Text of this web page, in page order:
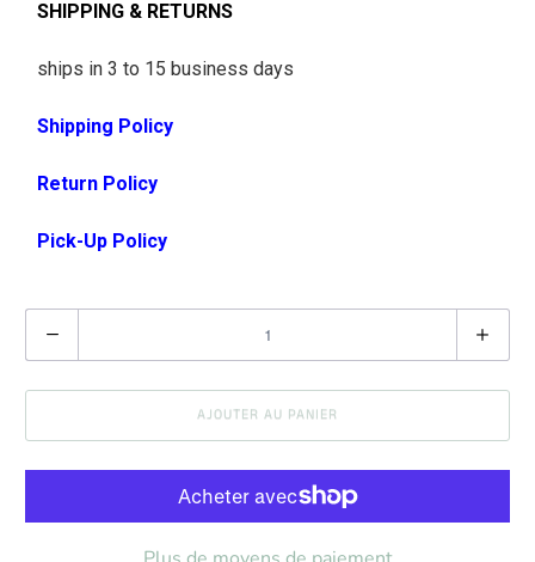
SHIPPING & RETURNS
ships in 3 to 15 business days
Shipping Policy
Return Policy
Pick-Up Policy
u
a
t
AJOUTER AU PANIER